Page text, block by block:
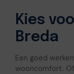
Kies
Breda
Een goed
wooncomfort.